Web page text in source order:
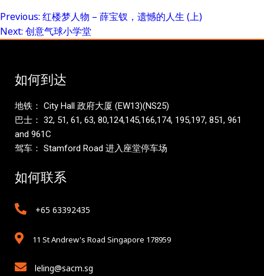
Post
Previous: 红楼梦人物 – 薛宝钗，遗憾的人生 (上)
Next: 创意气球小学堂
如何到达
地铁： City Hall 政府大厦 (EW13)(NS25)
巴士： 32, 51, 61, 63, 80,124,145,166,174, 195,197, 851, 961
and 961C
驾车： Stamford Road 进入座堂停车场
如何联系
+65 63392435
11 St Andrew's Road Singapore 178959
leling@sacm.sg